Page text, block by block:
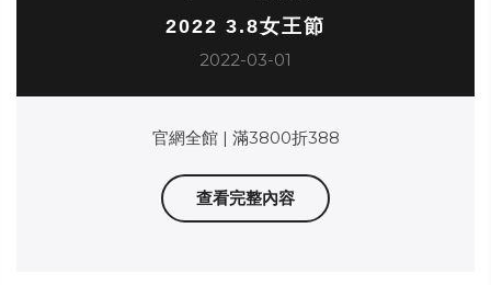
2022 3.8女王節
2022-03-01
官網全館 | 滿3800折388
查看完整內容